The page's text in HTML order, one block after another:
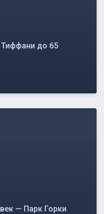
до 65
— Парк Горки